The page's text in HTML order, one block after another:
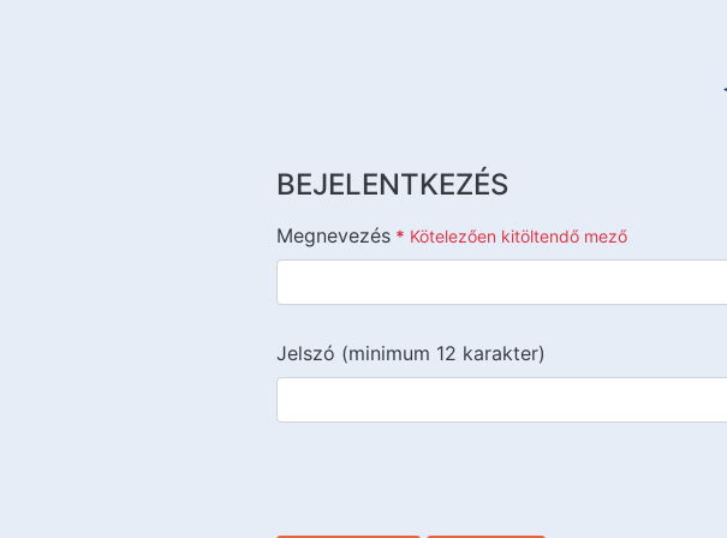
BEJELENTKEZÉS
Megnevezés * Kötelezően kitöltendő mező
Jelszó (minimum 12 karakter)